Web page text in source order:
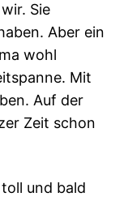
Sie
Aber ein
wohl
Mit
Auf der
Zeit schon
und bald